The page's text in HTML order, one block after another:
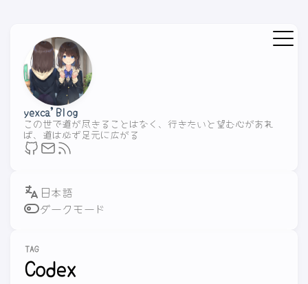
yexca'Blog
この世で道が尽きることはなく、行きたいと望む心があれ
ば、道は必ず足元に広がる
ダークモード
TAG
Codex